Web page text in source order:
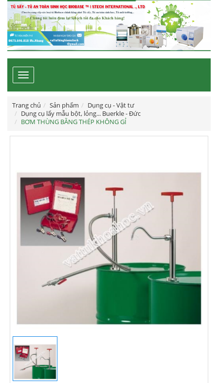
Toggle
navigation
Trang chủ Sản phẩm
Dụng cụ - Vật tư
Dụng cụ lấy mẫu bột, lỏng... Buerkle - Đức
BƠM THÙNG BẰNG THÉP KHÔNG GỈ